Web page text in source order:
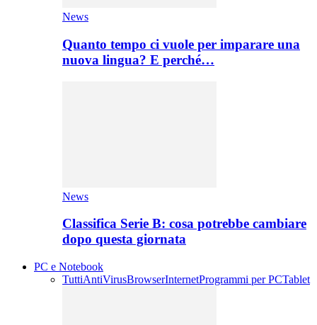
News
Quanto tempo ci vuole per imparare una
nuova lingua? E perché…
News
Classifica Serie B: cosa potrebbe cambiare
dopo questa giornata
PC e Notebook
TuttiAntiVirusBrowserInternetProgrammi per PCTablet